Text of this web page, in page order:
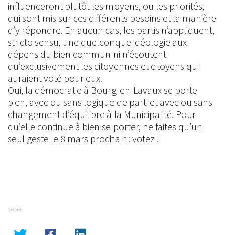
influenceront plutôt les moyens, ou les priorités,
qui sont mis sur ces différents besoins et la manière
d’y répondre. En aucun cas, les partis n’appliquent,
stricto sensu, une quelconque idéologie aux
dépens du bien commun ni n’écoutent
qu’exclusivement les citoyennes et citoyens qui
auraient voté pour eux.
Oui, la démocratie à Bourg-en-Lavaux se porte
bien, avec ou sans logique de parti et avec ou sans
changement d’équilibre à la Municipalité. Pour
qu’elle continue à bien se porter, ne faites qu’un
seul geste le 8 mars prochain : votez !
SHARE